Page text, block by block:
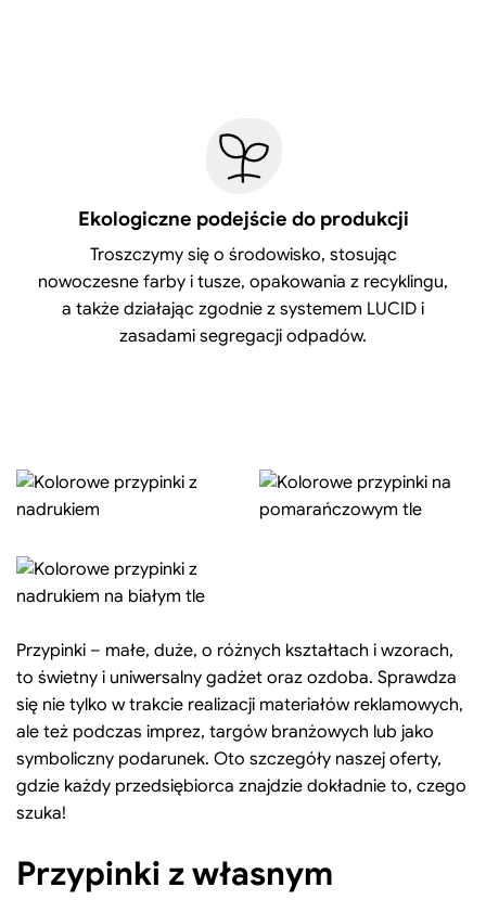
Ekologiczne podejście do produkcji
Troszczymy się o środowisko, stosując
nowoczesne farby i tusze, opakowania z recyklingu,
a także działając zgodnie z systemem LUCID i
zasadami segregacji odpadów.
Przypinki – małe, duże, o różnych kształtach i wzorach,
to świetny i uniwersalny gadżet oraz ozdoba. Sprawdza
się nie tylko w trakcie realizacji materiałów reklamowych,
ale też podczas imprez, targów branżowych lub jako
symboliczny podarunek. Oto szczegóły naszej oferty,
gdzie każdy przedsiębiorca znajdzie dokładnie to, czego
szuka!
Przypinki z własnym